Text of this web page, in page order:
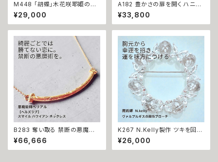
M448 「胡蝶」木花咲耶姫の愛
の祈り パール シトリン リング
運気上昇 成功 出世 恋愛運 魅
力運 縁結び お守り 御守り おま
願望成就 開運 開運グッズ 恋愛
成就 引き寄せ 運命 成功運 人
間関係 良縁 良縁成就 人気運
魅了 モテ 運気 恋愛 おまもり
¥29,000
A182 豊かさの扉を開く ハニカ
ムキー 太陽開花の仕事運・生業
守護 才能開花 ロングネックレ
ス 魔術師アリエル 魔術 金運 仕
魔術 占い おまじない 成就 お守
り ひまわり 鍵 蜂
¥33,800
B283 奪い取る 禁断の悪魔術
恋の勝者になれる 縁切り【ヘル
ズラブ】スマイル ハワイアン ネ
ックレス ステンレス 悪魔術師
¥66,666
K267 N.Kelly製作 ツキを回復
開運召致 幸運を手繰り寄せる
バタフライ サークル スモーキー
カラー ブローチ 好転させる ヴ
¥26,000